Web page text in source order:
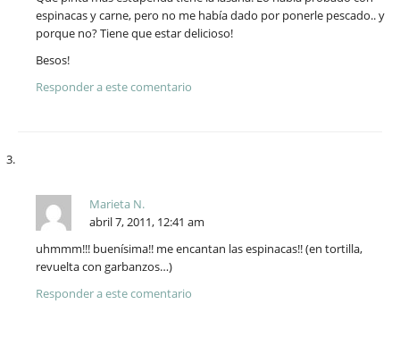
espinacas y carne, pero no me había dado por ponerle pescado.. y
porque no? Tiene que estar delicioso!
Besos!
Responder a este comentario
Marieta N.
abril 7, 2011, 12:41 am
uhmmm!!! buenísima!! me encantan las espinacas!! (en tortilla,
revuelta con garbanzos…)
Responder a este comentario